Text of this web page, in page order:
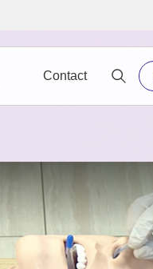
Contact